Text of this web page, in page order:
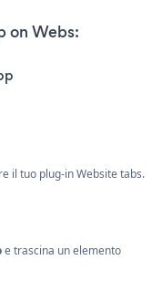
on Webs:
il tuo plug-in Website tabs.
e trascina un elemento